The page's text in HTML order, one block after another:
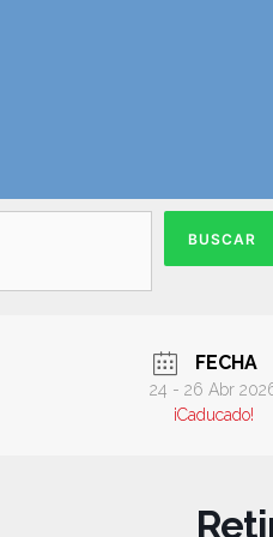
BUSCAR
FECHA
24 - 26 Abr
¡Caducado!